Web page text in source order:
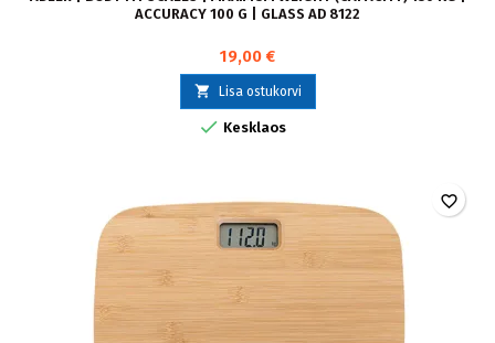
ACCURACY 100 G | GLASS AD 8122
19,00 €
 Lisa ostukorvi
 Kesklaos
favorite_border